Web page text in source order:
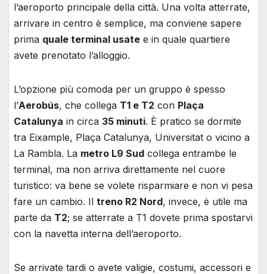
l’aeroporto principale della città. Una volta atterrate,
arrivare in centro è semplice, ma conviene sapere
prima quale terminal usate e in quale quartiere
avete prenotato l’alloggio.
L’opzione più comoda per un gruppo è spesso
l’Aerobús, che collega T1 e T2 con Plaça
Catalunya in circa 35 minuti. È pratico se dormite
tra Eixample, Plaça Catalunya, Universitat o vicino a
La Rambla. La metro L9 Sud collega entrambe le
terminal, ma non arriva direttamente nel cuore
turistico: va bene se volete risparmiare e non vi pesa
fare un cambio. Il treno R2 Nord, invece, è utile ma
parte da T2; se atterrate a T1 dovete prima spostarvi
con la navetta interna dell’aeroporto.
Se arrivate tardi o avete valigie, costumi, accessori e